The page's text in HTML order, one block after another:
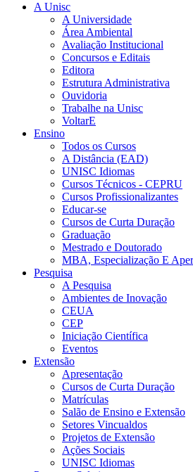
A Unisc
A Universidade
Área Ambiental
Avaliação Institucional
Concursos e Editais
Editora
Estrutura Administrativa
Ouvidoria
Trabalhe na Unisc
VoltarE
Ensino
Todos os Cursos
A Distância (EAD)
UNISC Idiomas
Cursos Técnicos - CEPRU
Cursos Profissionalizantes
Educar-se
Cursos de Curta Duração
Graduação
Mestrado e Doutorado
MBA, Especialização E
Pesquisa
A Pesquisa
Ambientes de Inovação
CEUA
CEP
Iniciação Científica
Eventos
Extensão
Apresentação
Cursos de Curta Duração
Matrículas
Salão de Ensino e Extensão
Setores Vincualdos
Projetos de Extensão
Ações Sociais
UNISC Idiomas